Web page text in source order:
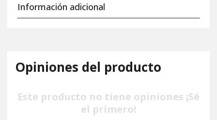
Información adicional
Opiniones del producto
Este producto no tiene opiniones ¡Sé
el primero!